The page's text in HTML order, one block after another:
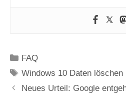
Kategorien
FAQ
Schlagwörter
Windows 10 Daten löschen
Neues Urteil: Google